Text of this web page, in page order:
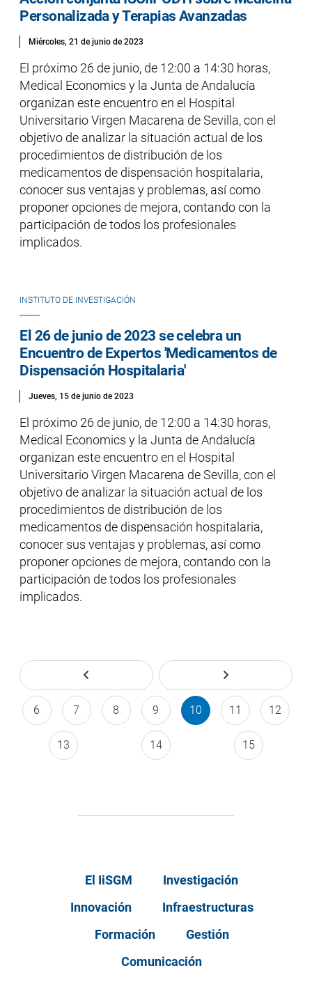
Personalizada y Terapias Avanzadas
Miércoles, 21 de junio de 2023
El próximo 26 de junio, de 12:00 a 14:30 horas,
Medical Economics y la Junta de Andalucía
organizan este encuentro en el Hospital
Universitario Virgen Macarena de Sevilla, con el
objetivo de analizar la situación actual de los
procedimientos de distribución de los
medicamentos de dispensación hospitalaria,
conocer sus ventajas y problemas, así como
proponer opciones de mejora, contando con la
participación de todos los profesionales
implicados.
INSTITUTO DE INVESTIGACIÓN
El 26 de junio de 2023 se celebra un
Encuentro de Expertos 'Medicamentos de
Dispensación Hospitalaria'
Jueves, 15 de junio de 2023
El próximo 26 de junio, de 12:00 a 14:30 horas,
Medical Economics y la Junta de Andalucía
organizan este encuentro en el Hospital
Universitario Virgen Macarena de Sevilla, con el
objetivo de analizar la situación actual de los
procedimientos de distribución de los
medicamentos de dispensación hospitalaria,
conocer sus ventajas y problemas, así como
proponer opciones de mejora, contando con la
participación de todos los profesionales
implicados.
6 7 8 9 10 11 12
13 14 15
El IiSGM
Investigación
Innovación
Infraestructuras
Formación
Gestión
Comunicación